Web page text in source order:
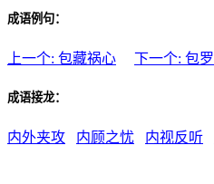
成语例句：
上一个: 包藏祸心 下一个: 包
成语接龙：
内外夹攻 内顾之忧 内视反听